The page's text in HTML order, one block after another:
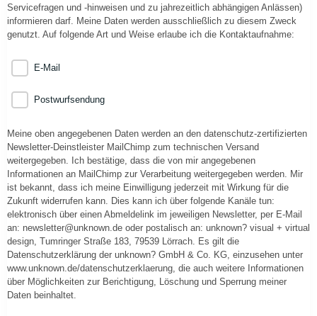
Servicefragen und -hinweisen und zu jahrezeitlich abhängigen Anlässen)
informieren darf. Meine Daten werden ausschließlich zu diesem Zweck
genutzt. Auf folgende Art und Weise erlaube ich die Kontaktaufnahme:
E-Mail
Postwurfsendung
Meine oben angegebenen Daten werden an den datenschutz-zertifizierten
Newsletter-Deinstleister MailChimp zum technischen Versand
weitergegeben. Ich bestätige, dass die von mir angegebenen
Informationen an MailChimp zur Verarbeitung weitergegeben werden. Mir
ist bekannt, dass ich meine Einwilligung jederzeit mit Wirkung für die
Zukunft widerrufen kann. Dies kann ich über folgende Kanäle tun:
elektronisch über einen Abmeldelink im jeweiligen Newsletter, per E-Mail
an: newsletter@unknown.de oder postalisch an: unknown? visual + virtual
design, Tumringer Straße 183, 79539 Lörrach. Es gilt die
Datenschutzerklärung der unknown? GmbH & Co. KG, einzusehen unter
www.unknown.de/datenschutzerklaerung, die auch weitere Informationen
über Möglichkeiten zur Berichtigung, Löschung und Sperrung meiner
Daten beinhaltet.